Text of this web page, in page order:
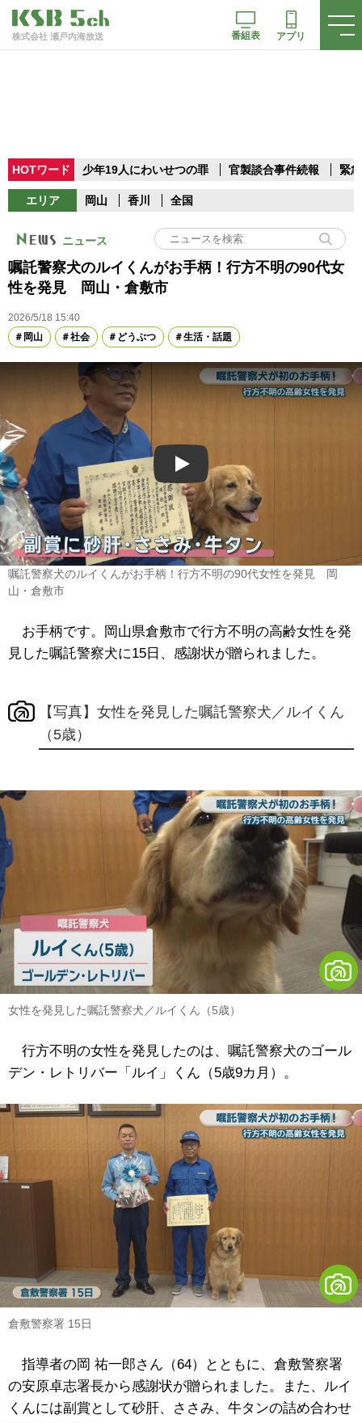
株式会社 瀬戸内海放送 番組表 アプリ
HOTワード 少年19人にわいせつの罪 官製談合事件続報 緊
エリア 岡山 香川 全国
ニュース
嘱託警察犬のルイくんがお手柄！行方不明の90代女
性を発見 岡山・倉敷市
2026/5/18 15:40
岡山
社会 どうぶつ 生活・話題
Play
嘱託警察犬のルイくんがお手柄！行方不明の90代女性を発見 岡
山・倉敷市
お手柄です。岡山県倉敷市で行方不明の高齢女性を発
見した嘱託警察犬に15日、感謝状が贈られました。
【写真】女性を発見した嘱託警察犬／ルイくん
（5歳）
女性を発見した嘱託警察犬／ルイくん（5歳）
行方不明の女性を発見したのは、嘱託警察犬のゴール
デン・レトリバー「ルイ」くん（5歳9カ月）。
倉敷警察署 15日
指導者の岡 祐一郎さん（64）とともに、倉敷警察署
の安原卓志署長から感謝状が贈られました。また、ルイ
くんには副賞として砂肝、ささみ、牛タンの詰め合わせ